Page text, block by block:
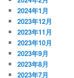
2024年1月
2023年12月
2023年11月
2023年10月
2023年9月
2023年8月
2023年7月